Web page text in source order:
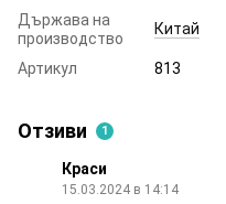
Държава на
производство
Китай
Артикул 813
Отзиви 1
Краси
15.03.2024 в 14:14